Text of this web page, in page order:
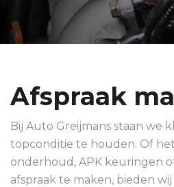
Afspraak
Bij Auto Greijmans staan we
topconditie te houden. Of
onderhoud, APK keuringen
afspraak te maken, bieden